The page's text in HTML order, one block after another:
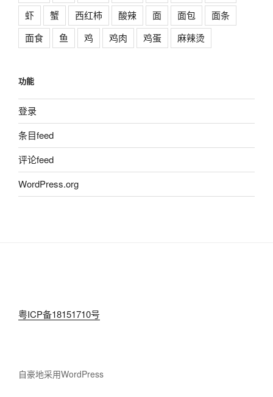
虾
蟹 西红柿 酸辣 面 面包
面条
面食
鱼 鸡 鸡肉 鸡蛋 麻辣烫
功能
登录
条目feed
评论feed
WordPress.org
粤ICP备18151710号
自豪地采用WordPress